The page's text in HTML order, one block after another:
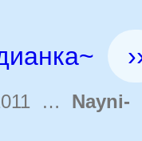
… Nayni-